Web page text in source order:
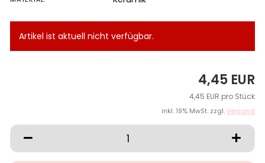
Artikel ist aktuell nicht verfügbar.
4,45 EUR
4,45 EUR pro Stück
inkl. 19% MwSt. zzgl.Versand